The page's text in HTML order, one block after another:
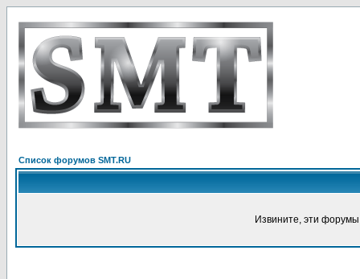
Список форумов SMT.RU
Извините, эти